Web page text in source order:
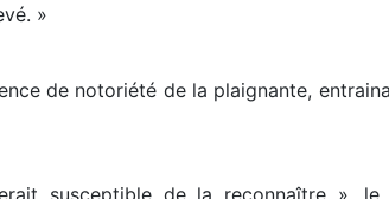
»
de notoriété de la plaignante,
susceptible de la reconnaître »,